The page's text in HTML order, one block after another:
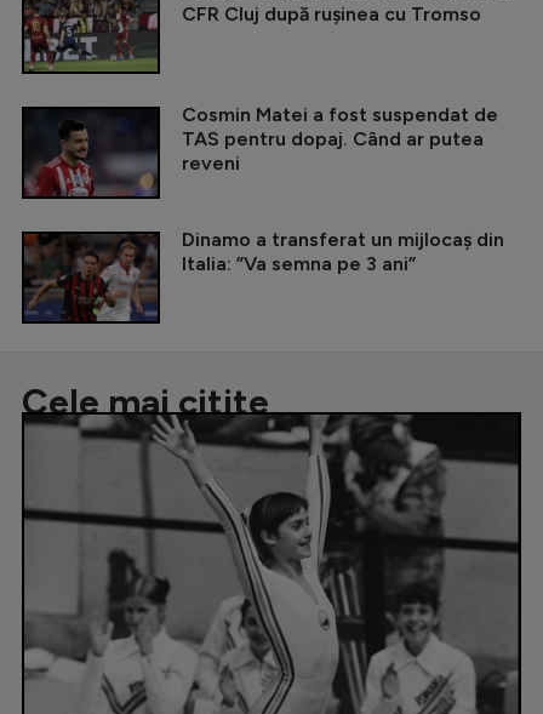
CFR Cluj după rușinea cu Tromso
Cosmin Matei a fost suspendat de
TAS pentru dopaj. Când ar putea
reveni
Dinamo a transferat un mijlocaș din
Italia: ”Va semna pe 3 ani”
Cele mai citite